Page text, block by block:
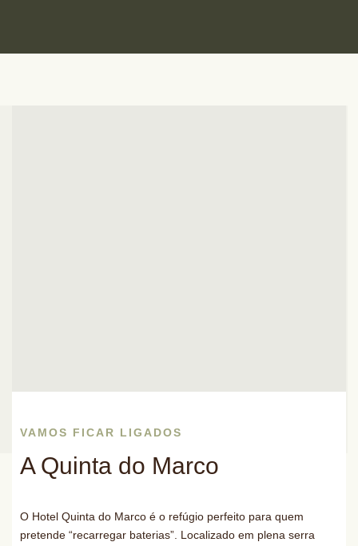
VAMOS FICAR LIGADOS
A Quinta do Marco
O Hotel Quinta do Marco é o refúgio perfeito para quem
pretende “recarregar baterias”. Localizado em plena serra